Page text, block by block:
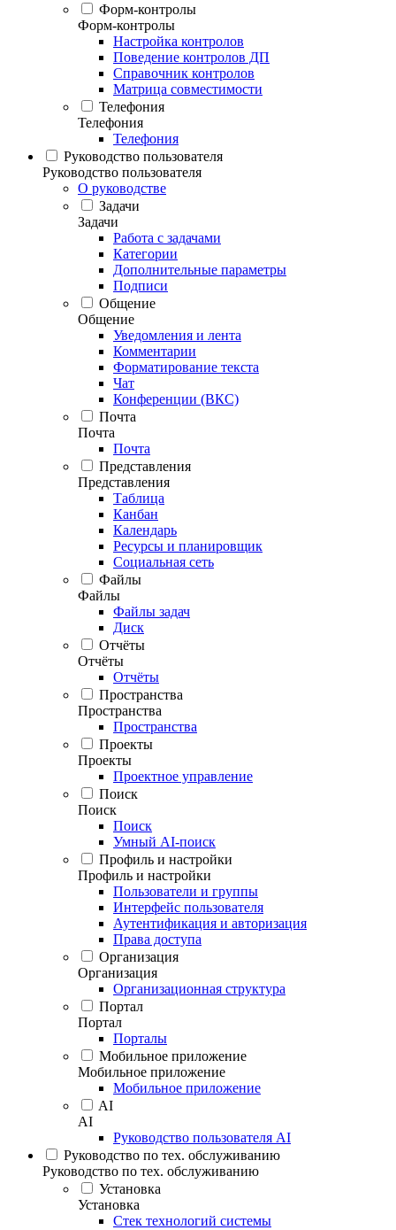
Форм-контролы
Форм-контролы
Настройка контролов
Поведение контролов ДП
Справочник контролов
Матрица совместимости
Телефония
Телефония
Телефония
Руководство пользователя
Руководство пользователя
О руководстве
Задачи
Задачи
Работа с задачами
Категории
Дополнительные параметры
Подписи
Общение
Общение
Уведомления и лента
Комментарии
Форматирование текста
Чат
Конференции (ВКС)
Почта
Почта
Почта
Представления
Представления
Таблица
Канбан
Календарь
Ресурсы и планировщик
Социальная сеть
Файлы
Файлы
Файлы задач
Диск
Отчёты
Отчёты
Отчёты
Пространства
Пространства
Пространства
Проекты
Проекты
Проектное управление
Поиск
Поиск
Поиск
Умный AI-поиск
Профиль и настройки
Профиль и настройки
Пользователи и группы
Интерфейс пользователя
Аутентификация и авторизация
Права доступа
Организация
Организация
Организационная структура
Портал
Портал
Порталы
Мобильное приложение
Мобильное приложение
Мобильное приложение
AI
AI
Руководство пользователя AI
Руководство по тех. обслуживанию
Руководство по тех. обслуживанию
Установка
Установка
Стек технологий системы